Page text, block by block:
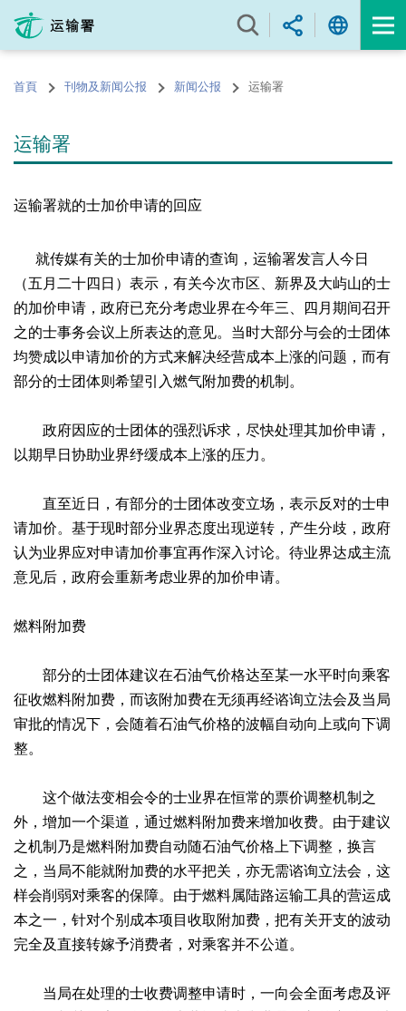
内
的首頁 刊物及新闻公报 新闻公报 运输署
运输署
运输署就的士加价申请的回应
就传媒有关的士加价申请的查询，运输署发言人今日
（五月二十四日）表示，有关今次市区、新界及大屿山的士
的加价申请，政府已充分考虑业界在今年三、四月期间召开
之的士事务会议上所表达的意见。当时大部分与会的士团体
均赞成以申请加价的方式来解决经营成本上涨的问题，而有
部分的士团体则希望引入燃气附加费的机制。
政府因应的士团体的强烈诉求，尽快处理其加价申请，
以期早日协助业界纾缓成本上涨的压力。
直至近日，有部分的士团体改变立场，表示反对的士申
请加价。基于现时部分业界态度出现逆转，产生分歧，政府
认为业界应对申请加价事宜再作深入讨论。待业界达成主流
意见后，政府会重新考虑业界的加价申请。
燃料附加费
部分的士团体建议在石油气价格达至某一水平时向乘客
征收燃料附加费，而该附加费在无须再经谘询立法会及当局
审批的情况下，会随着石油气价格的波幅自动向上或向下调
整。
这个做法变相会令的士业界在恒常的票价调整机制之
外，增加一个渠道，通过燃料附加费来增加收费。由于建议
之机制乃是燃料附加费自动随石油气价格上下调整，换言
之，当局不能就附加费的水平把关，亦无需谘询立法会，这
样会削弱对乘客的保障。由于燃料属陆路运输工具的营运成
本之一，针对个别成本项目收取附加费，把有关开支的波动
完全及直接转嫁予消费者，对乘客并不公道。
当局在处理的士收费调整申请时，一向会全面考虑及评